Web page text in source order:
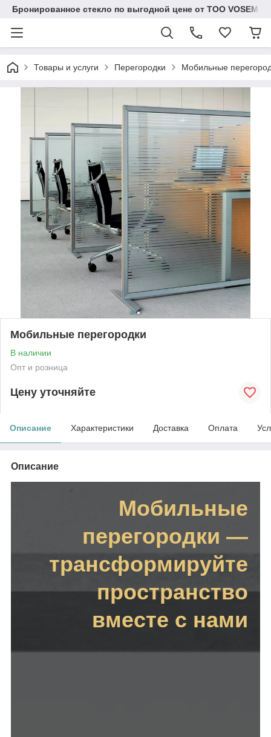
Бронированное стекло по выгодной цене от ТОО VOSEM
Товары и услуги Перегородки Мобильные
Мобильные перегородки
В наличии
Опт и розница
Цену уточняйте
Описание Характеристики Доставка Оплата
Описание
Мобильные
перегородки —
трансформируйте
пространство
вместе с нами